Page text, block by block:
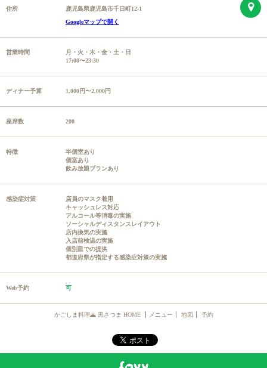
住所
鹿児島県鹿児島市千日町12-1
Googleマップで開く
営業時間
月・火・木・金・土・日
17:00〜23:30
ディナー予算 1,000円〜2,000円
座席数 200
特徴
半個室あり
個室あり
飲み放題プランあり
感染症対策
店員のマスク着用
キャッシュレス対応
アルコール等消毒の実施
ソーシャルディスタンスレイアウト
店内換気の実施
入店前検温の実施
個別皿での提供
都道府県が指定する感染症対策の実施
Web予約 可
かごしま料理🌋 黒さつま HOME メニュー 地図 予約